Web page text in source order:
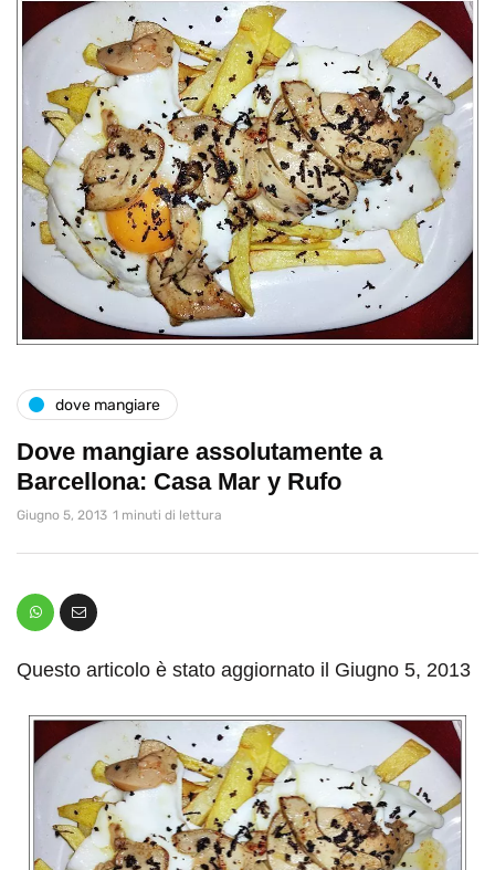
dove mangiare
Dove mangiare assolutamente a
Barcellona: Casa Mar y Rufo
Giugno 5, 2013 1 minuti di lettura
Questo articolo è stato aggiornato il Giugno 5, 2013